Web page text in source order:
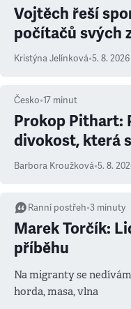
Vojtěch řeší
počítačů svých
Kristýna Jelínková•5. 8. 2026
Česko•17 minut
Prokop Pithart:
divokost, která
Barbora Kroužková•5. 8.
Ranní postřeh•3 minuty
Marek Torčík:
příběhu
Na migranty se
horda, masa, vlna